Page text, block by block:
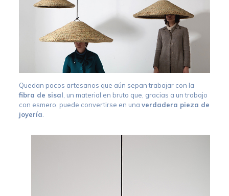
Quedan pocos artesanos que aún sepan trabajar con la
fibra de sisal, un material en bruto que, gracias a un trabajo
con esmero, puede convertirse en una verdadera pieza de
joyería.